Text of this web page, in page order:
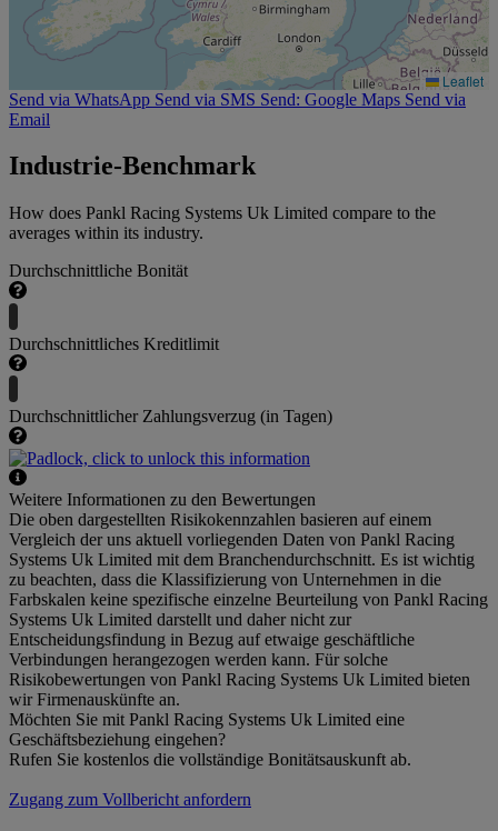
Leaflet
Send via WhatsApp Send via SMS Send: Google Maps Send via
Email
Industrie-Benchmark
How does Pankl Racing Systems Uk Limited compare to the
averages within its industry.
Durchschnittliche Bonität
Durchschnittliches Kreditlimit
Durchschnittlicher Zahlungsverzug (in Tagen)
Weitere Informationen zu den Bewertungen
Die oben dargestellten Risikokennzahlen basieren auf einem
Vergleich der uns aktuell vorliegenden Daten von Pankl Racing
Systems Uk Limited mit dem Branchendurchschnitt. Es ist wichtig
zu beachten, dass die Klassifizierung von Unternehmen in die
Farbskalen keine spezifische einzelne Beurteilung von Pankl Racing
Systems Uk Limited darstellt und daher nicht zur
Entscheidungsfindung in Bezug auf etwaige geschäftliche
Verbindungen herangezogen werden kann. Für solche
Risikobewertungen von Pankl Racing Systems Uk Limited bieten
wir Firmenauskünfte an.
Möchten Sie mit Pankl Racing Systems Uk Limited eine
Geschäftsbeziehung eingehen?
Rufen Sie kostenlos die vollständige Bonitätsauskunft ab.
Zugang zum Vollbericht anfordern